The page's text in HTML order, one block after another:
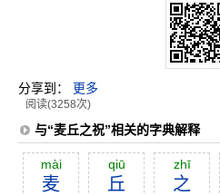
分享到： 更多
阅读(3258次)
与“麦丘之祝”相关的字典解释
mài
麦
qiū
丘
zhī
之